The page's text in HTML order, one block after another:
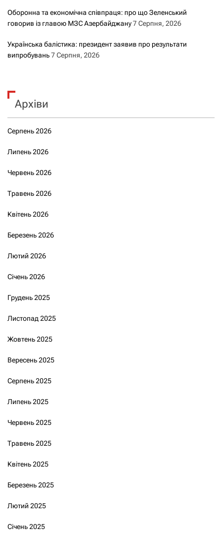
Оборонна та економічна співпраця: про що Зеленський
говорив із главою МЗС Азербайджану7 Серпня, 2026
Українська балістика: президент заявив про результати
випробувань7 Серпня, 2026
Архіви
Серпень 2026
Липень 2026
Червень 2026
Травень 2026
Квітень 2026
Березень 2026
Лютий 2026
Січень 2026
Грудень 2025
Листопад 2025
Жовтень 2025
Вересень 2025
Серпень 2025
Липень 2025
Червень 2025
Травень 2025
Квітень 2025
Березень 2025
Лютий 2025
Січень 2025